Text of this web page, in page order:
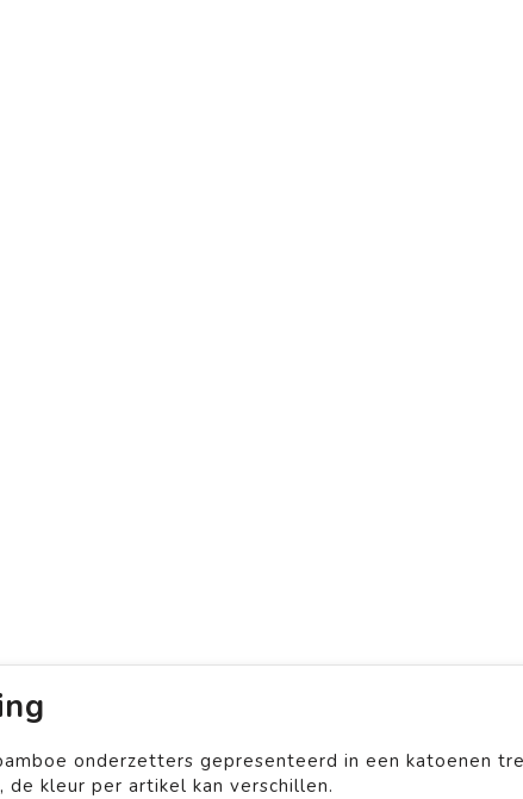
onderzetters gepresenteerd in een katoenen
de kleur per artikel kan verschillen.